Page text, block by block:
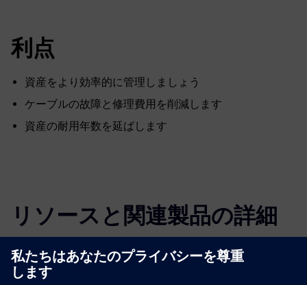
利点
資産をより効率的に管理しましょう
ケーブルの故障と修理費用を削減します
資産の耐用年数を延ばします
リソースと関連製品の詳細
その他の情報とリソース